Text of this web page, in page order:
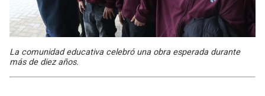
La comunidad educativa celebró una obra esperada durante
más de diez años.